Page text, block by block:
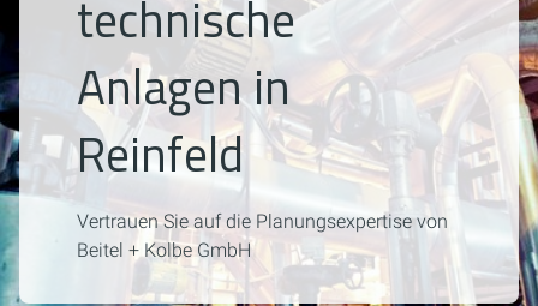
technische
Anlagen in
Reinfeld
Vertrauen Sie auf die Planungsexpertise von
Beitel + Kolbe GmbH